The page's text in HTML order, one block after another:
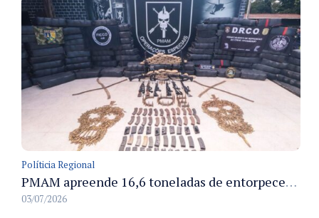
Políticia Regional
PMAM apreende 16,6 toneladas de entorpecentes e registra aumento nas prisões em flagrante e nas capturas de foragidos no primeiro semestre de 2026
03/07/2026